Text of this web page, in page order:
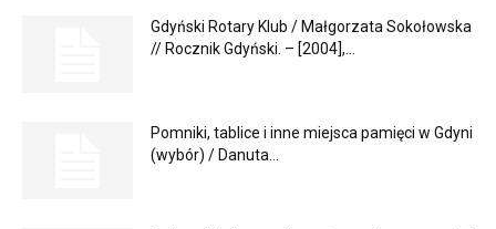
Gdyński Rotary Klub / Małgorzata Sokołowska
// Rocznik Gdyński. – [2004],...
Pomniki, tablice i inne miejsca pamięci w Gdyni
(wybór) / Danuta...